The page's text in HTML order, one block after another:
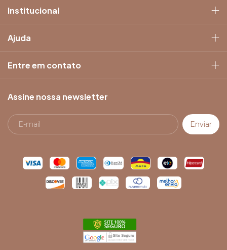
Institucional
Ajuda
Entre em contato
Assine nossa newsletter